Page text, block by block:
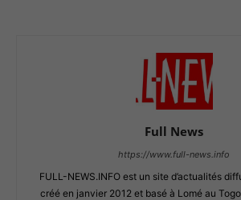
Full News
https://www.full-news.info
FULL-NEWS.INFO est un site d’actualités
créé en janvier 2012 et basé à Lomé au